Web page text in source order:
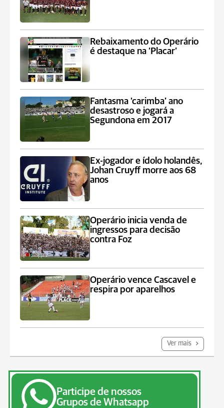
Rebaixamento do Operário
é destaque na ‘Placar’
Fantasma ‘carimba’ ano
desastroso e jogará a
Segundona em 2017
Ex-jogador e ídolo holandês,
Johan Cruyff morre aos 68
anos
Operário inicia venda de
ingressos para decisão
contra Foz
Operário vence Cascavel e
respira por aparelhos
Ver mais
Participe de nossos
Grupos de Whatsapp